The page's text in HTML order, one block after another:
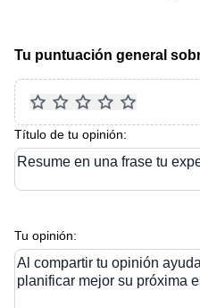
Tu puntuación general
Título de tu opinión:
Resume en una frase tu
Tu opinión:
Al compartir tu opinión
planificar mejor su próxima